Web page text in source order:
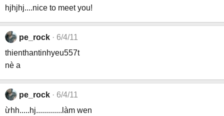
hjhjhj....nice to meet you!
pe_rock
6/4/11
thienthantinhyeu557t
nè a
pe_rock
6/4/11
ừhh.....hj.............làm wen